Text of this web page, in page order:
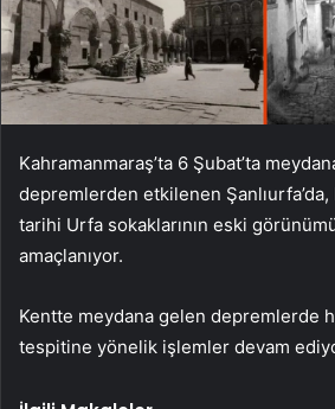
Kahramanmaraş’ta 6 Şubat’ta
depremlerden etkilenen
tarihi Urfa sokaklarının eski
amaçlanıyor.
Kentte meydana gelen depremlerde
tespitine yönelik işlemler devam